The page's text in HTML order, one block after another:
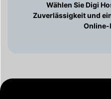
Wählen Sie Digi
Zuverlässigkeit und
Online-